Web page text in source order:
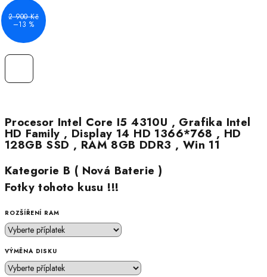
Procesor Intel Core I5 4310U , Grafika Intel
HD Family , Display 14 HD 1366*768 , HD
128GB SSD , RAM 8GB DDR3 , Win 11
Kategorie B ( Nová Baterie )
Fotky tohoto kusu !!!
ROZŠÍŘENÍ RAM
VÝMĚNA DISKU
2 900 Kč
–13 %